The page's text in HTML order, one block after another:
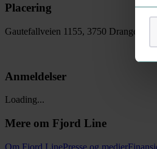
Placering
Gautefallveien 1155, 3750 Drangedal,
Anmeldelser
Loading...
Mere om Fjord Line
Om Fjord LinePresse og medier